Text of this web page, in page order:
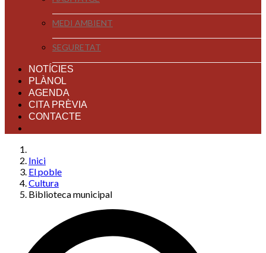
MEDI AMBIENT
SEGURETAT
NOTÍCIES
PLÀNOL
AGENDA
CITA PRÈVIA
CONTACTE
Inici
El poble
Cultura
Biblioteca municipal